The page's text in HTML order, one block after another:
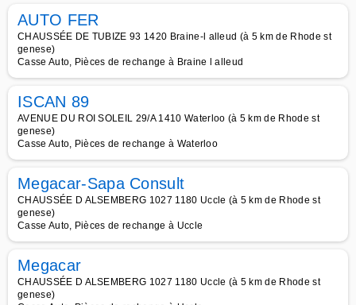
AUTO FER
CHAUSSÉE DE TUBIZE 93 1420 Braine-l alleud (à 5 km de Rhode st
genese)
Casse Auto, Pièces de rechange à Braine l alleud
ISCAN 89
AVENUE DU ROI SOLEIL 29/A 1410 Waterloo (à 5 km de Rhode st
genese)
Casse Auto, Pièces de rechange à Waterloo
Megacar-Sapa Consult
CHAUSSÉE D ALSEMBERG 1027 1180 Uccle (à 5 km de Rhode st
genese)
Casse Auto, Pièces de rechange à Uccle
Megacar
CHAUSSÉE D ALSEMBERG 1027 1180 Uccle (à 5 km de Rhode st
genese)